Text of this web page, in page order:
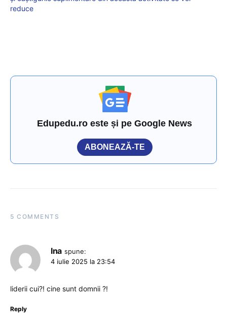
reduce
Edupedu.ro este și pe Google News
ABONEAZĂ-TE
5 COMMENTS
Ina spune:
4 iulie 2025 la 23:54
liderii cui?! cine sunt domnii ?!
Reply